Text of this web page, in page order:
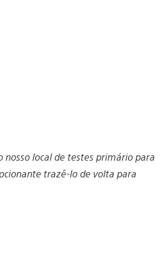
local de testes primário para
trazê-lo de volta para